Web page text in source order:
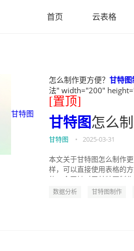
首页 云表格
甘特图
怎么制作更方便？ 甘特图
法" width="200"
[置顶]
甘特图怎么
甘特图 • 2025-03-31
本文关于甘特图怎么制作
样，可以直接使用表格的
数据分析 甘特图制作